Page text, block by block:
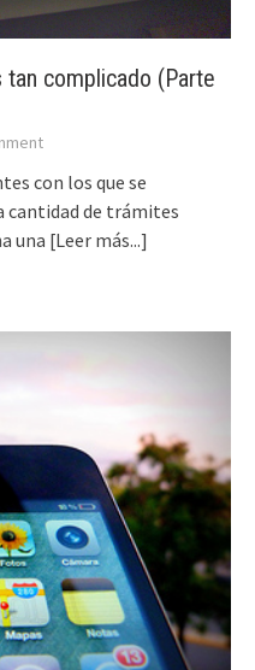
tan complicado (Parte
con los que se
cantidad de trámites
una [Leer más...]